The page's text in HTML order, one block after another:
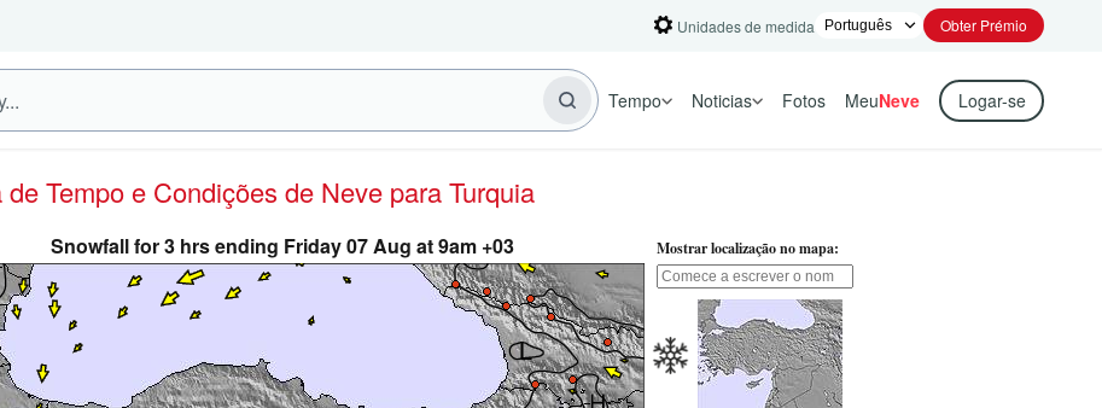
Unidades de medida Obter Prémio
Tempo Noticias Fotos MeuNeve Logar-se
de Tempo e Condições de Neve para Turquia
Snowfall for 3 hrs ending Friday 07 Aug at 9am +03 Mostrar localização no mapa: